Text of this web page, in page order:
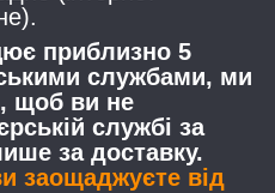
приблизно 5
службами, ми
, щоб ви не
службі за
за доставку.
заощаджуєте від